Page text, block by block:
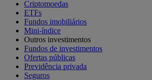
Criptomoedas
ETFs
Fundos imobiliários
Mini-índice
Outros investimentos
Fundos de investimentos
Ofertas públicas
Previdência privada
Seguros